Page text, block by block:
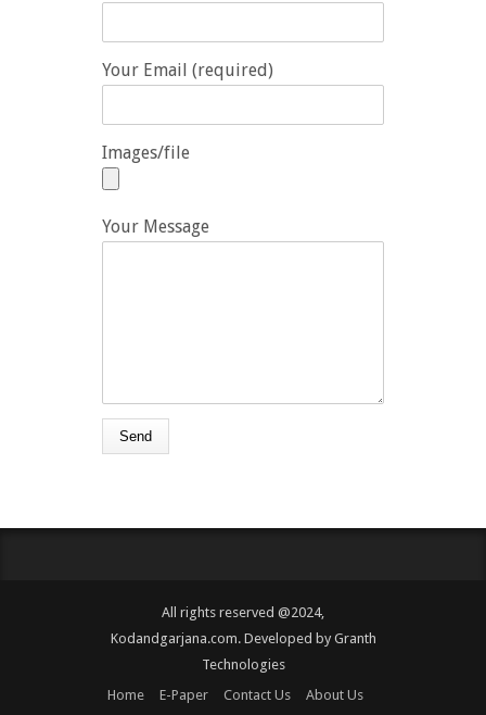
Your Email (required)
Images/file
Your Message
All rights reserved @2024,
Kodandgarjana.com. Developed by Granth
Technologies
Home
E-Paper Contact Us About Us